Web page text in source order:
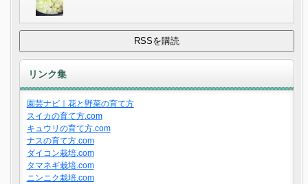
リンク集
園芸ナビ｜花と野菜の育て方
スイカの育て方.com
キュウリの育て方.com
ナスの育て方.com
ダイコン栽培.com
タマネギ栽培.com
ニンニク栽培.com